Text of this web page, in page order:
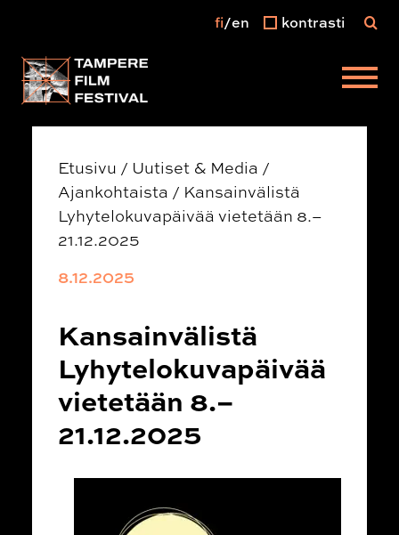
Päävalikko
fi en kontrasti
Etusivu / Uutiset & Media /
Ajankohtaista / Kansainvälistä
Lyhytelokuvapäivää vietetään 8.–
21.12.2025
8.12.2025
Kansainvälistä
Lyhytelokuvapäivää
vietetään 8.–
21.12.2025